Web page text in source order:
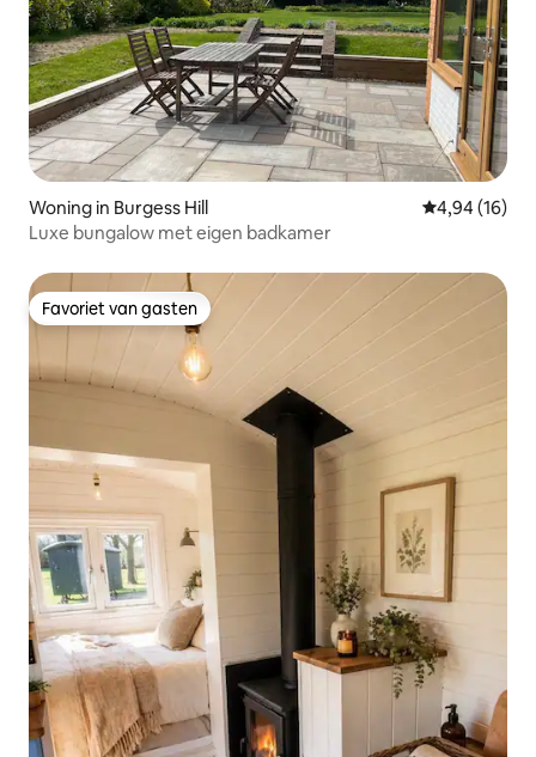
Woning in Burgess Hill Gemiddelde
4,94 (16)
Luxe bungalow met eigen badkamer
Favoriet van gasten
Favoriet van gasten